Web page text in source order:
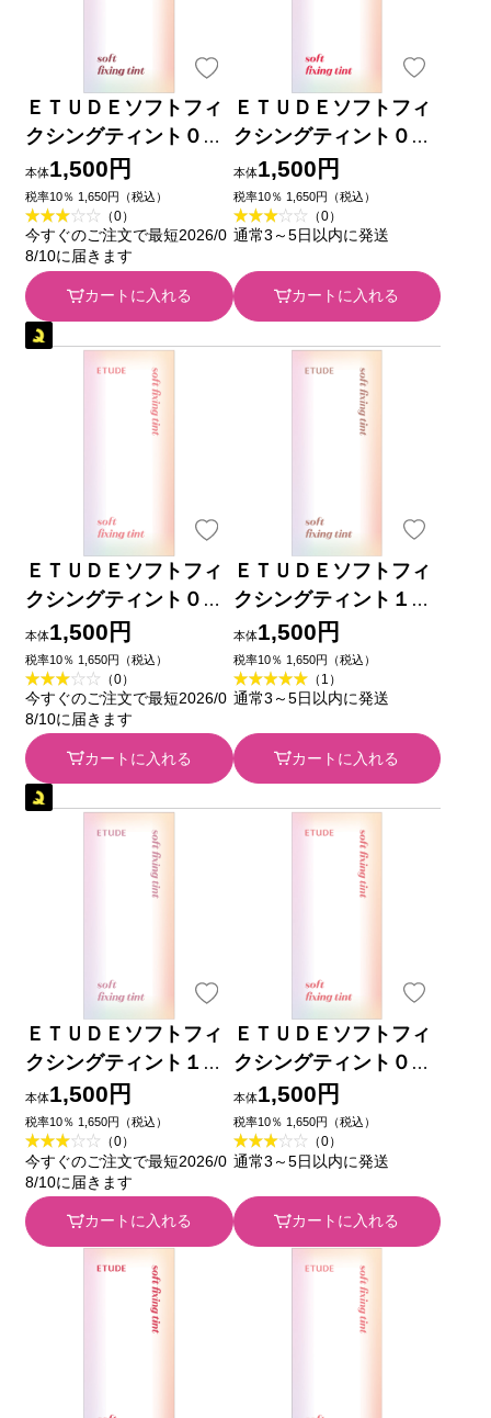
ＥＴＵＤＥソフトフィ
クシングティント０３
４ｇ アモーレパシフィ
ックジャパン
本体1,500円
税率10％ 1,650円（税込）
（0）
今すぐのご注文で最短2026/0
8/10に届きます
カートに入れる
ＥＴＵＤＥソフトフィ
クシングティント０４
４ｇ アモーレパシフィ
ックジャパン
本体1,500円
税率10％ 1,650円（税込）
（0）
通常3～5日以内に発送
カートに入れる
ＥＴＵＤＥソフトフィ
クシングティント０１
４ｇ アモーレパシフィ
ックジャパン
本体1,500円
税率10％ 1,650円（税込）
（0）
今すぐのご注文で最短2026/0
8/10に届きます
カートに入れる
ＥＴＵＤＥソフトフィ
クシングティント１２
４ｇ アモーレパシフィ
ックジャパン
本体1,500円
税率10％ 1,650円（税込）
（1）
通常3～5日以内に発送
カートに入れる
ＥＴＵＤＥソフトフィ
クシングティント１０
４ｇ アモーレパシフィ
ックジャパン
本体1,500円
税率10％ 1,650円（税込）
（0）
今すぐのご注文で最短2026/0
8/10に届きます
カートに入れる
ＥＴＵＤＥソフトフィ
クシングティント０５
４ｇ アモーレパシフィ
ックジャパン
本体1,500円
税率10％ 1,650円（税込）
（0）
通常3～5日以内に発送
カートに入れる